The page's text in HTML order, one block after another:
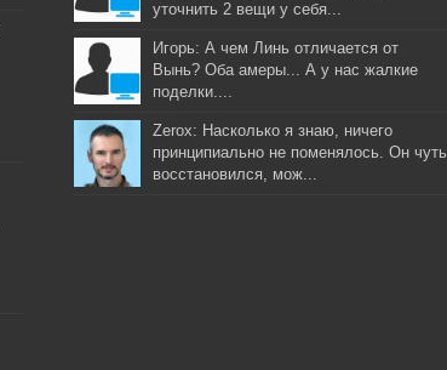
уточнить 2 вещи у себя...
Игорь: А чем Линь отличается от
Вынь? Оба амеры... А у нас жалкие
поделки....
Zerox: Насколько я знаю, ничего
принципиально не поменялось. Он чуть
восстановился, мож...